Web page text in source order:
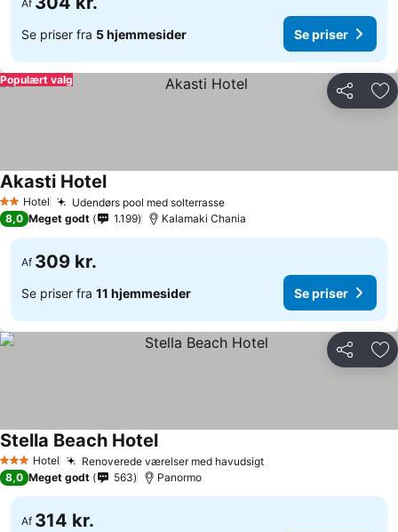
Af
Se priser fra 5 hjemmesider Se priser
Del
Populært valg
2 Stjerner
Hotel Udendørs pool med solterrasse
Akasti Hotel
8,0 Meget godt 1.199 Kalamaki Chania
Af 309 kr.
Se priser fra 11 hjemmesider Se priser
Del
3 StjernerHotel Renoverede værelser med havudsigt
Stella Beach Hotel
8,0 Meget godt 563 Panormo
Af 314 kr.